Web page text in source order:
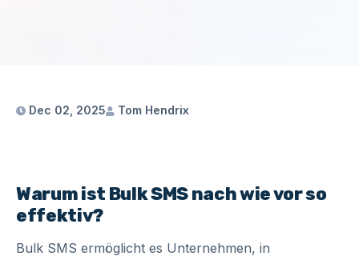
Dec 02, 2025 Tom Hendrix
Warum ist Bulk SMS nach wie vor so
effektiv?
Bulk SMS ermöglicht es Unternehmen, in